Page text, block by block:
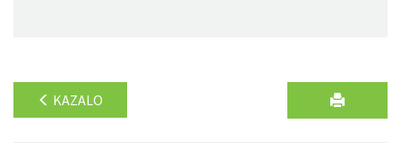
KAZALO